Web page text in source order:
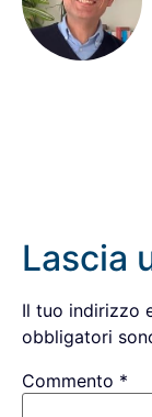
Lascia
Il tuo indirizzo
obbligatori
Commento *